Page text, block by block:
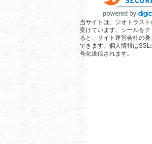
当サイトは、ジオトラスト
受けています。シールをク
ると、サイト運営会社の
できます。個人情報はSSL
号化送信されます。